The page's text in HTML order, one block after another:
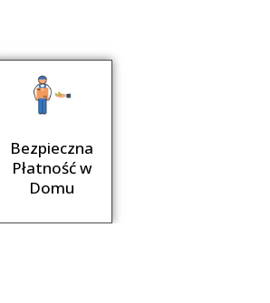
Bezpieczna
Płatność w
Domu